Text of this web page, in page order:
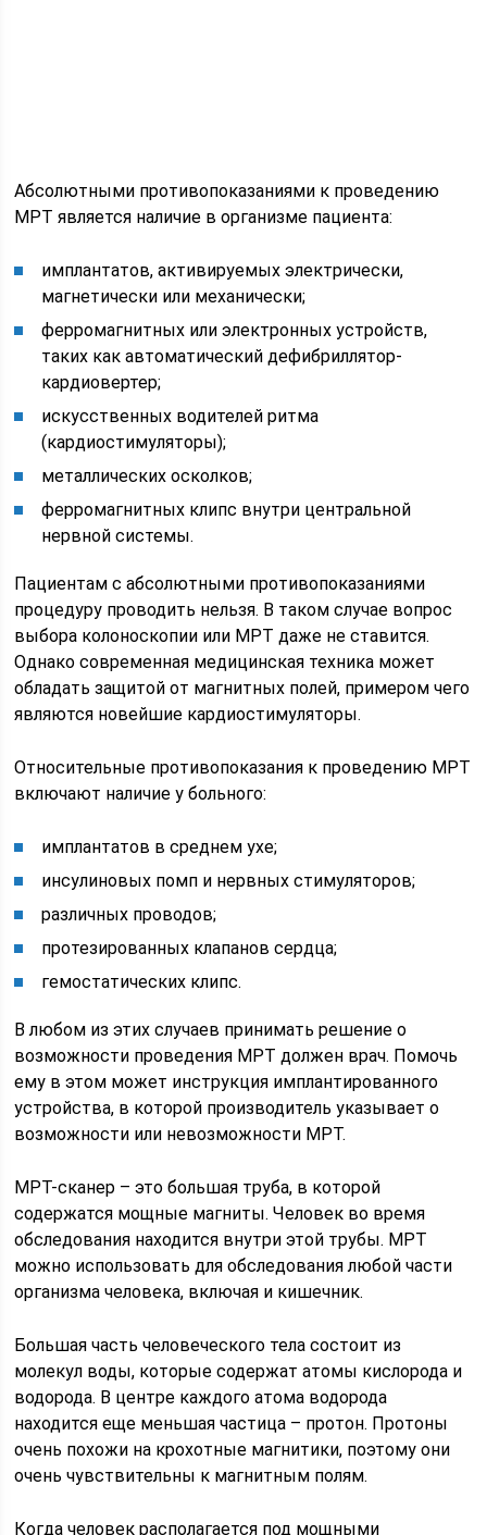
Абсолютными противопоказаниями к проведению
МРТ является наличие в организме пациента:
имплантатов, активируемых электрически,
магнетически или механически;
ферромагнитных или электронных устройств,
таких как автоматический дефибриллятор-
кардиовертер;
искусственных водителей ритма
(кардиостимуляторы);
металлических осколков;
ферромагнитных клипс внутри центральной
нервной системы.
Пациентам с абсолютными противопоказаниями
процедуру проводить нельзя. В таком случае вопрос
выбора колоноскопии или МРТ даже не ставится.
Однако современная медицинская техника может
обладать защитой от магнитных полей, примером чего
являются новейшие кардиостимуляторы.
Относительные противопоказания к проведению МРТ
включают наличие у больного:
имплантатов в среднем ухе;
инсулиновых помп и нервных стимуляторов;
различных проводов;
протезированных клапанов сердца;
гемостатических клипс.
В любом из этих случаев принимать решение о
возможности проведения МРТ должен врач. Помочь
ему в этом может инструкция имплантированного
устройства, в которой производитель указывает о
возможности или невозможности МРТ.
МРТ-сканер – это большая труба, в которой
содержатся мощные магниты. Человек во время
обследования находится внутри этой трубы. МРТ
можно использовать для обследования любой части
организма человека, включая и кишечник.
Большая часть человеческого тела состоит из
молекул воды, которые содержат атомы кислорода и
водорода. В центре каждого атома водорода
находится еще меньшая частица – протон. Протоны
очень похожи на крохотные магнитики, поэтому они
очень чувствительны к магнитным полям.
Когда человек располагается под мощными